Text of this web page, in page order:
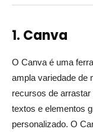
1. Canva
O Canva é uma
ampla variedade de
recursos de
textos e elementos
personalizado. O